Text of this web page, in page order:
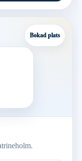
Bokad plats